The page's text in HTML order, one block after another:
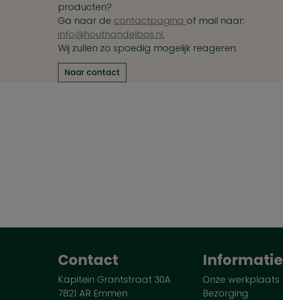
producten?
Ga naar de contactpagina of mail naar:
info@houthandelbos.nl.
Wij zullen zo spoedig mogelijk reageren.
Naar contact
Contact
Kapitein Grantstraat 30A
7821 AR Emmen
Informatie
Onze werkplaats
Bezorging